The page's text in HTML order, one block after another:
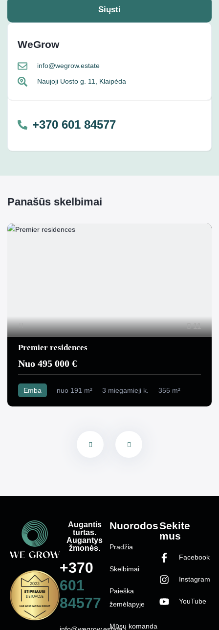
Siųsti
WeGrow
info@wegrow.estate
Naujoji Uosto g. 11, Klaipėda
+370 601 84577
Panašūs skelbimai
11
Premier residences
Nuo 495 000 €
Emba nuo 191 m² 3 miegamieji k. 355 m²
Nuorodos
Pradžia
Skelbimai
Paieška
žemėlapyje
Mūsų komanda
Sekite
mus
Facebook
Instagram
YouTube
Augantis
turtas.
Augantys
žmonės.
+370
601
84577